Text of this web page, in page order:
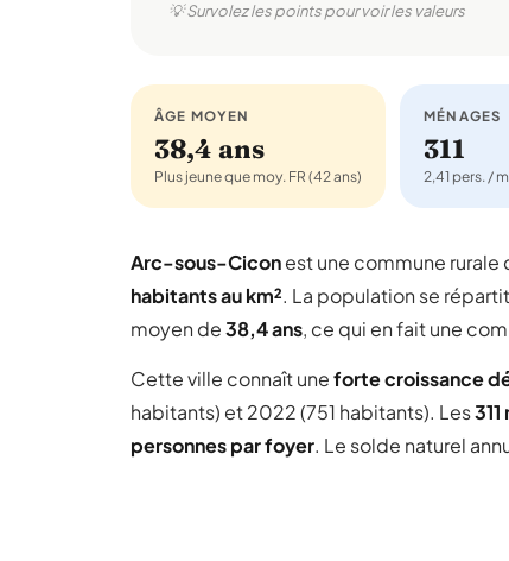
💡 Survolez les points pour voir les valeurs
ÂGE MOYEN
38,4 ans
Plus jeune que moy. FR (42 ans)
MÉNAGES
311
2,41 pers. /
Arc-sous-Ciconest une commune
habitants au km². La population se
moyen de38,4 ans, ce qui en fait une
Cette ville connaît uneforte croissance
habitants) et 2022 (751 habitants). Les
personnes par foyer. Le solde naturel